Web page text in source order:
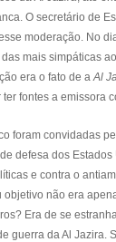
O secretário de
moderação. No
mais simpáticas
era o fato de aAl
fontes a emissora
foram convidadas
defesa dos
e contra o
não era
Era de se
guerra da Al